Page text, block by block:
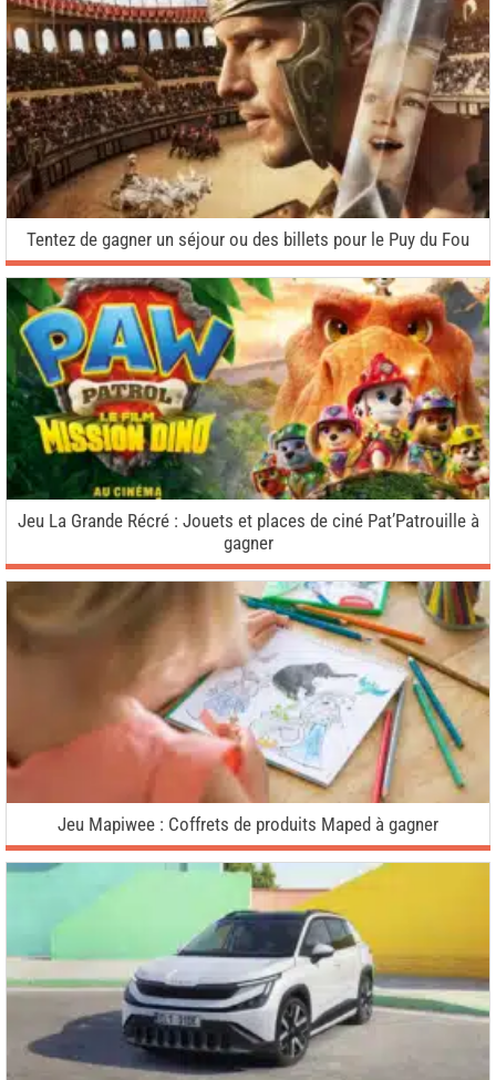
Tentez de gagner un séjour ou des billets pour le Puy du Fou
Jeu La Grande Récré : Jouets et places de ciné Pat’Patrouille à
gagner
Jeu Mapiwee : Coffrets de produits Maped à gagner